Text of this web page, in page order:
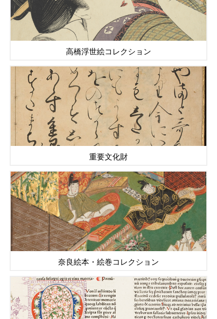
高橋浮世絵コレクション
重要文化財
奈良絵本・絵巻コレクション